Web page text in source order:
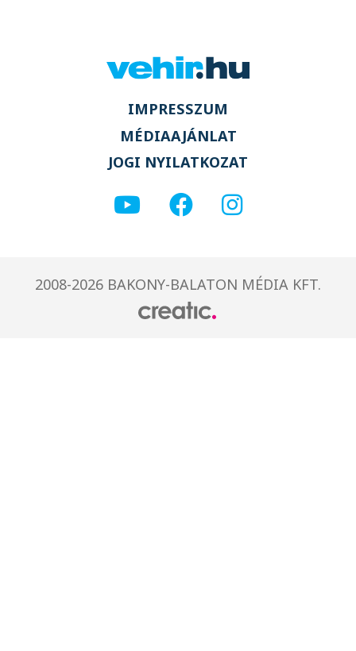
IMPRESSZUM
MÉDIAAJÁNLAT
JOGI NYILATKOZAT
2008-2026 BAKONY-BALATON MÉDIA KFT.